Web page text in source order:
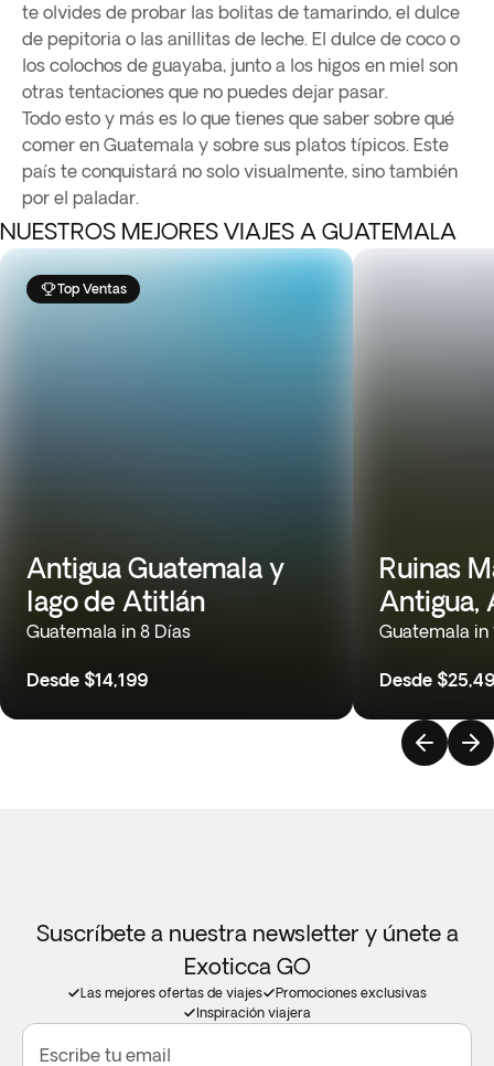
te olvides de probar las bolitas de tamarindo, el dulce
de pepitoria o las anillitas de leche. El dulce de coco o
los colochos de guayaba, junto a los higos en miel son
otras tentaciones que no puedes dejar pasar.
Todo esto y más es lo que tienes que saber sobre qué
comer en Guatemala y sobre sus platos típicos. Este
país te conquistará no solo visualmente, sino también
por el paladar.
NUESTROS MEJORES VIAJES A GUATEMALA
Top Ventas
Antigua Guatemala y
lago de Atitlán
Guatemala in 8 Días
Desde $14,199
Ruinas
Antigua,
Guatemala in
Desde
Suscríbete a nuestra newsletter y únete a
Exoticca GO
Las mejores ofertas de viajes
Promociones exclusivas
Inspiración viajera
Escribe tu email